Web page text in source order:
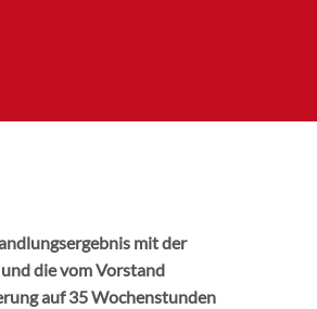
mit der
die vom Vorstand
auf 35 Wochenstunden